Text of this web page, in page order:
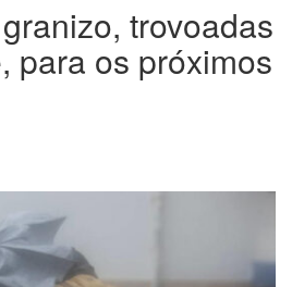
trovoadas
para os próximos